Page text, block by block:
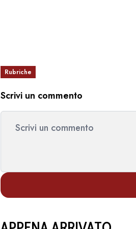
Rubriche
Scrivi un commento